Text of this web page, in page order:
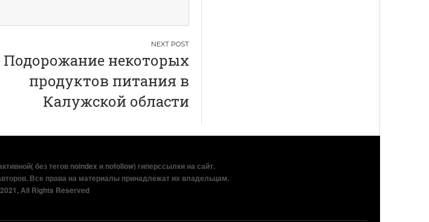
Подорожание некоторых
продуктов питания в
Калужской области
без тегов noindex и nofollow) гиперссылки на сайт.
Все права на материалы принадлежат их владельцам.
All Rights Reserved